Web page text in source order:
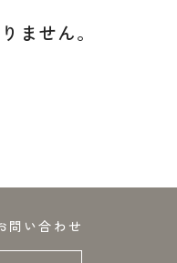
ません。
問い合わせ